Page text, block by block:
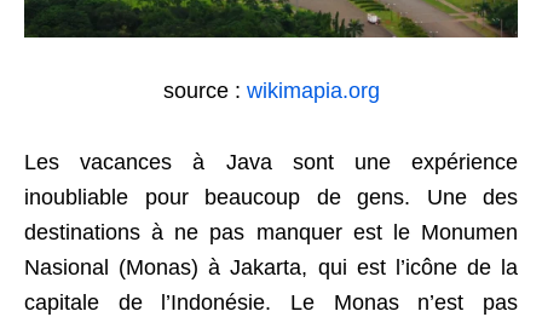
source : wikimapia.org
Les vacances à Java sont une expérience
inoubliable pour beaucoup de gens. Une des
destinations à ne pas manquer est le Monumen
Nasional (Monas) à Jakarta, qui est l’icône de la
capitale de l’Indonésie. Le Monas n’est pas